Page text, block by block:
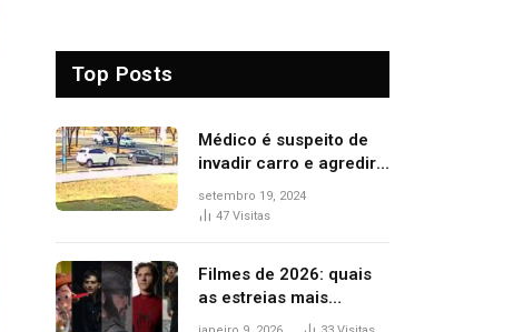
Top Posts
Médico é suspeito de
invadir carro e agredir
delegado aposentado
durante confusão no
setembro 19, 2024
47 Visitas
Filmes de 2026: quais
as estreias mais
aguardadas do ano?